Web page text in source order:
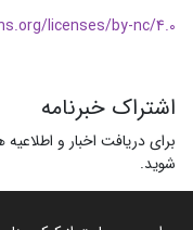
licenses/by-nc/4.0/
اشتراک خبرنامه
برای دریافت اخبار و
شوید.